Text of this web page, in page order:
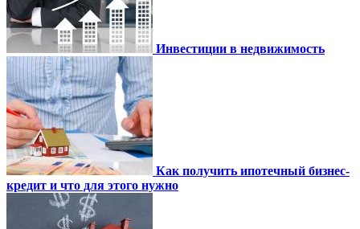
Инвестиции в недвижимость
Как получить ипотечный бизнес-
кредит и что для этого нужно